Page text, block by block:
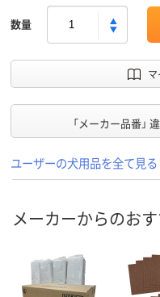
数量
「メーカー品番」
ユーザーの犬用品を全て見る
メーカーからのお